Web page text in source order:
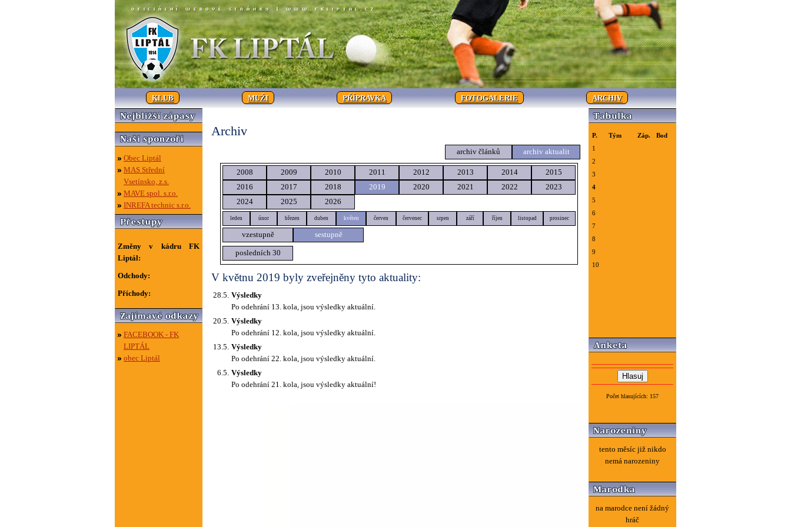
KLUB MUŽI PŘÍPRAVKA FOTOGALERIE ARCHIV
Obec Liptál
MAS Střední
Vsetínsko, z.s.
MAVE spol. s.r.o.
INREFA technic s.r.o.
Změny v kádru FK
Liptál:
Odchody:
Příchody:
FACEBOOK - FK
LIPTÁL
obec Liptál
Archiv
archiv článků archiv aktualit
2008 2009 2010 2011 2012 2013 2014
2015
2016
2017 2018 2019 2020 2021 2022
2023
2024
2025 2026
leden únor březen duben květen červen červenec srpen září říjen listopad prosinec
vzestupně sestupně
posledních 30
V květnu 2019 byly zveřejněny tyto aktuality:
28.5. Výsledky
Po odehrání 13. kola, jsou výsledky aktuální.
20.5. Výsledky
Po odehrání 12. kola, jsou výsledky aktuální.
13.5. Výsledky
Po odehrání 22. kola, jsou výsledky aktuální.
6.5. Výsledky
Po odehrání 21. kola, jsou výsledky aktuální!
P. Tým Záp.
Bod
1
2
3
4
5
6
7
8
9
10
Počet hlasujících: 157
tento měsíc již nikdo
nemá narozeniny
na marodce není žádný
hráč